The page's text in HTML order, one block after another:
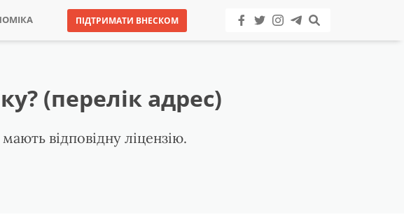
ПІДТРИМАТИ ВНЕСКОМ
(перелік адрес)
відповідну ліцензію.